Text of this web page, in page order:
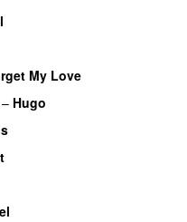
My Love
– Hugo